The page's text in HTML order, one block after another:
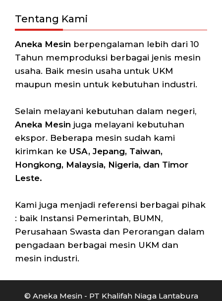
Tentang Kami
Aneka Mesin berpengalaman lebih dari 10
Tahun memproduksi berbagai jenis mesin
usaha. Baik mesin usaha untuk UKM
maupun mesin untuk kebutuhan industri.
Selain melayani kebutuhan dalam negeri,
Aneka Mesin juga melayani kebutuhan
ekspor. Beberapa mesin sudah kami
kirimkan ke USA, Jepang, Taiwan,
Hongkong, Malaysia, Nigeria, dan Timor
Leste.
Kami juga menjadi referensi berbagai pihak
: baik Instansi Pemerintah, BUMN,
Perusahaan Swasta dan Perorangan dalam
pengadaan berbagai mesin UKM dan
mesin industri.
© Aneka Mesin - PT Khalifah Niaga Lantabura